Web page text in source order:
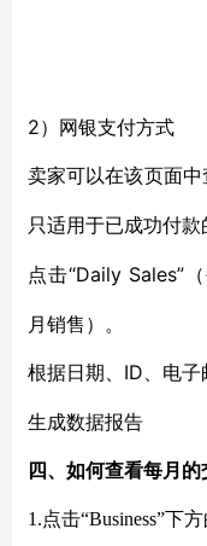
2）网银支付方式
卖家可以在该页面
只适用于已成功付款
点击“Daily Sales”
月销售）。
根据日期、 ID、电子
生成数据报告
四、如何查看每月的
1.点击“Business”下方